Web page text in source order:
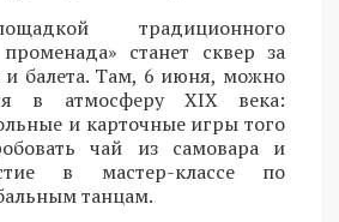
традиционного
станет сквер за
балета. Там, 6 июня, можно
в атмосферу XIX века:
и карточные игры того
чай из самовара и
в мастер-классе по
танцам.